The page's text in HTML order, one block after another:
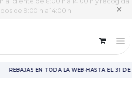
al cliente de 8:00 h a 14:00 h y recogida
de 9:00 h a 14:00 h
✕
REBAJAS EN TODA LA WEB·HASTA EL 31 DE